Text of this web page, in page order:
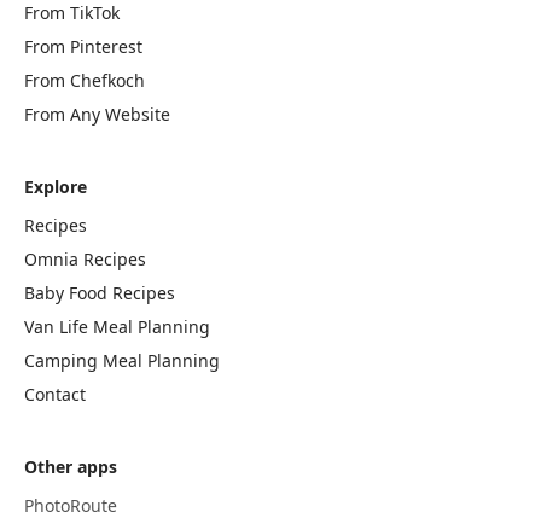
From TikTok
From Pinterest
From Chefkoch
From Any Website
Explore
Recipes
Omnia Recipes
Baby Food Recipes
Van Life Meal Planning
Camping Meal Planning
Contact
Other apps
PhotoRoute